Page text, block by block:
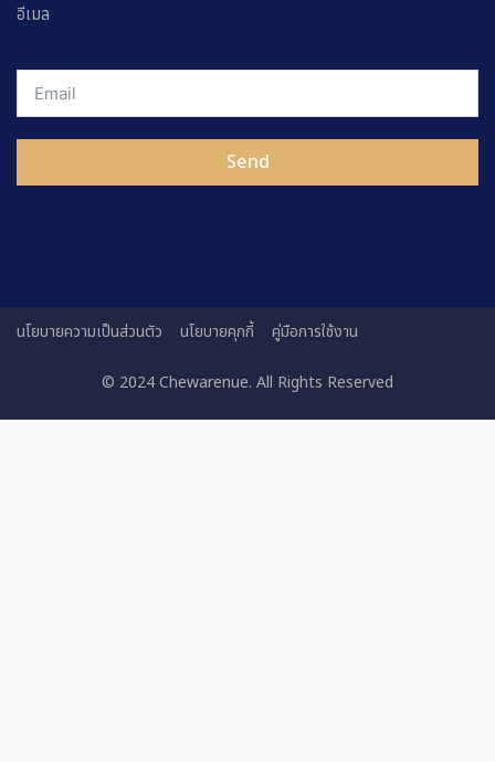
อีเมล
Send
นโยบายความเป็นส่วนตัว นโยบายคุกกี้ คู่มือการใช้งาน
© 2024 Chewarenue. All Rights Reserved